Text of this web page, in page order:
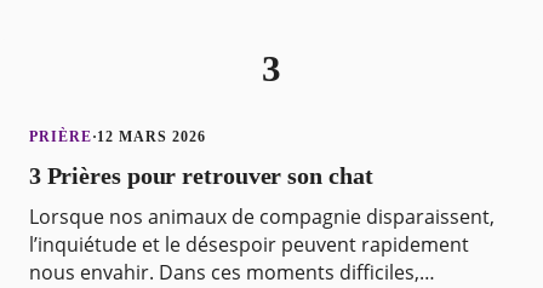
3
PRIÈRE·12 MARS 2026
3 Prières pour retrouver son chat
Lorsque nos animaux de compagnie disparaissent,
l’inquiétude et le désespoir peuvent rapidement
nous envahir. Dans ces moments difficiles,